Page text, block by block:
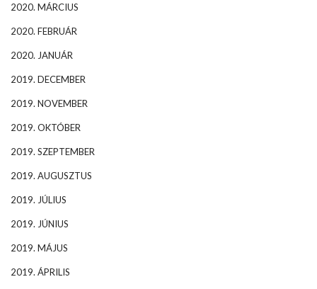
2020. MÁRCIUS
2020. FEBRUÁR
2020. JANUÁR
2019. DECEMBER
2019. NOVEMBER
2019. OKTÓBER
2019. SZEPTEMBER
2019. AUGUSZTUS
2019. JÚLIUS
2019. JÚNIUS
2019. MÁJUS
2019. ÁPRILIS